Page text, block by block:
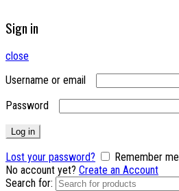
Sign in
close
Username or email
Password
Log in
Lost your password?
Remember me
No account yet? Create an Account
Search for: